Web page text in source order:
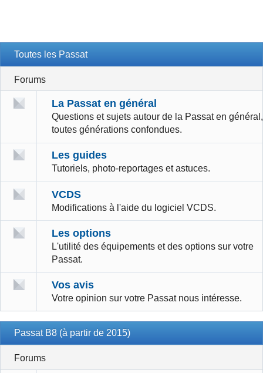
Toutes les Passat
Forums
La Passat en général
Questions et sujets autour de la Passat en général,
toutes générations confondues.
Les guides
Tutoriels, photo-reportages et astuces.
VCDS
Modifications à l'aide du logiciel VCDS.
Les options
L'utilité des équipements et des options sur votre
Passat.
Vos avis
Votre opinion sur votre Passat nous intéresse.
Passat B8 (à partir de 2015)
Forums